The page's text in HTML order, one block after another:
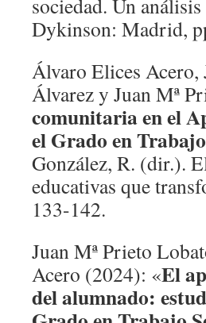
sociedad. Un
Dykinson: Madrid,
Álvaro Elices Acero,
Álvarez y Juan Mª
comunitaria en el
el Grado en
González, R. (dir.).
educativas que
133-142.
Juan Mª Prieto
Acero (2024): «El
del alumnado: